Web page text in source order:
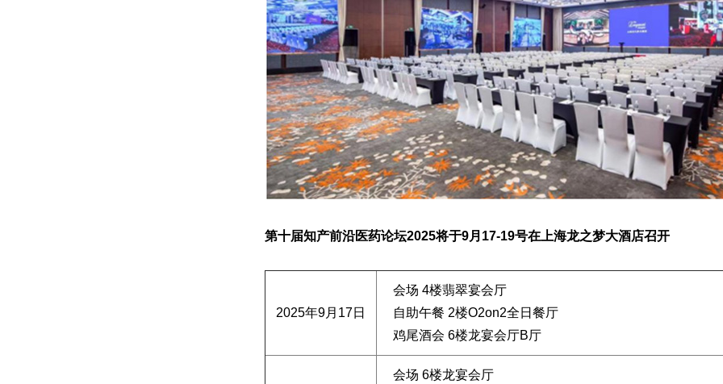
第十届知产前沿医药论坛2025将于9月17-19号在上海龙之梦大酒店召开
2025年9月17日
会场 4楼翡翠宴会厅
自助午餐 2楼O2on2全日餐厅
鸡尾酒会 6楼龙宴会厅B厅
会场 6楼龙宴会厅